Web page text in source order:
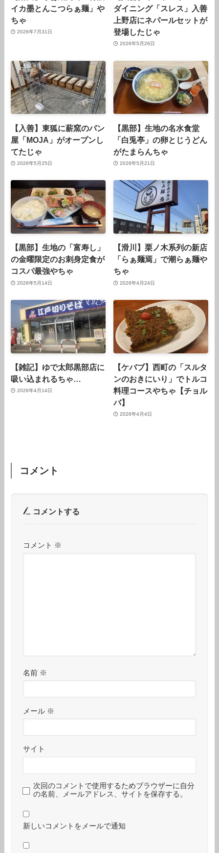
イカ墨とんこつらぁ麺」や
ちゃ
2026年7月31日
ダイニング「スレス」入善
上野店にネパールセットが
登場したじゃ
2026年5月26日
【入善】東狐に薪窯のパン
屋「MOJA」がオープンし
てたじゃ
2026年5月25日
【黒部】生地の名水食堂
「白兎亭」の卵とじうどん
がたまらんちゃ
2026年5月21日
【黒部】生地の「富寿し」
の金曜限定のお刺身定食が
コスパ最強やちゃ
2026年5月14日
【滑川】栗ノ木系列の新店
「らぁ麺焉」で潮らぁ麺や
ちゃ
2026年4月24日
【雑記】ゆで太郎黒部店に
吸い込まれるちゃ…
2026年4月14日
【ケバブ】西町の「スルタ
ンのおきにいり」でトルコ
料理コースやちゃ【チョル
バ】
2026年4月4日
コメント
コメントする
コメント ※
名前 ※
メール ※
サイト
次回のコメントで使用するためブラウザーに自分
の名前、メールアドレス、サイトを保存する。
新しいコメントをメールで通知